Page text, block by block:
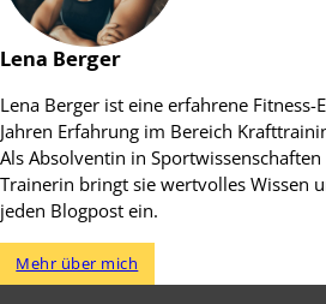
Lena Berger
Lena Berger ist eine erfahrene
Jahren Erfahrung im Bereich
Als Absolventin in
Trainerin bringt sie wertvolles Wissen
jeden Blogpost ein.
Mehr über mich